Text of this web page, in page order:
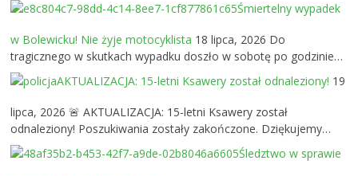
Śmiertelny wypadek
w Bolewicku! Nie żyje motocyklista 18 lipca, 2026 Do
tragicznego w skutkach wypadku doszło w sobotę po godzinie…
AKTUALIZACJA: 15-letni Ksawery został odnaleziony! 19
lipca, 2026 🚨 AKTUALIZACJA: 15-letni Ksawery został
odnaleziony! Poszukiwania zostały zakończone. Dziękujemy…
Śledztwo w sprawie